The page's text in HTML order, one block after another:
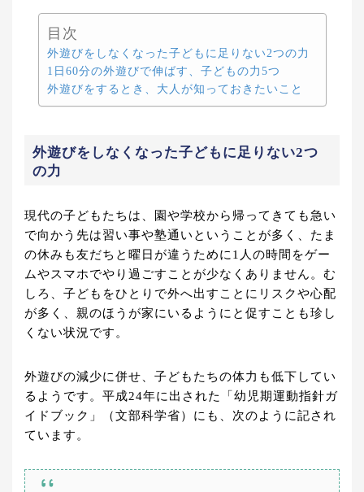
目次
外遊びをしなくなった子どもに足りない2つの力
1日60分の外遊びで伸ばす、子どもの力5つ
外遊びをするとき、大人が知っておきたいこと
外遊びをしなくなった子どもに足りない2つ
の力
現代の子どもたちは、園や学校から帰ってきても急い
で向かう先は習い事や塾通いということが多く、たま
の休みも友だちと曜日が違うために1人の時間をゲー
ムやスマホでやり過ごすことが少なくありません。む
しろ、子どもをひとりで外へ出すことにリスクや心配
が多く、親のほうが家にいるようにと促すことも珍し
くない状況です。
外遊びの減少に併せ、子どもたちの体力も低下してい
るようです。平成24年に出された「幼児期運動指針ガ
イドブック」（文部科学省）にも、次のように記され
ています。